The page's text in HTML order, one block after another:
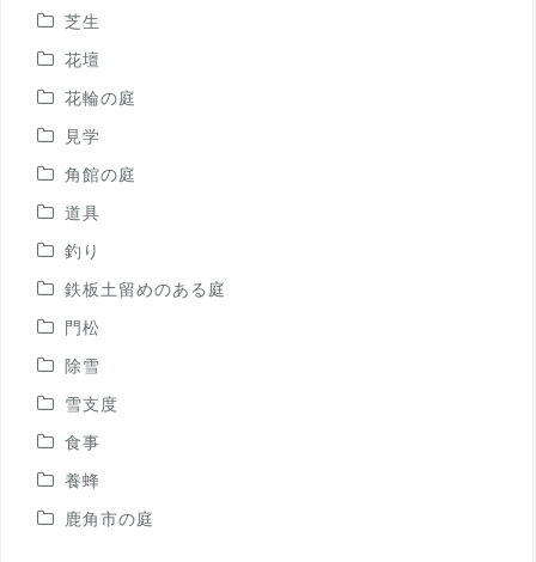
芝生
花壇
花輪の庭
見学
角館の庭
道具
釣り
鉄板土留めのある庭
門松
除雪
雪支度
食事
養蜂
鹿角市の庭